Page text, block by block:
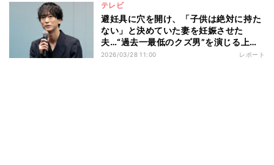
に堕ちるわよ』配信記念PARTY
テレビ
避妊具に穴を開け、「子供は絶対に持た
ない」と決めていた妻を妊娠させた
夫…“過去一最低のクズ男”を演じる上で
浅香航大が大切にしていることとは ド
2026/03/28 11:00 レポート